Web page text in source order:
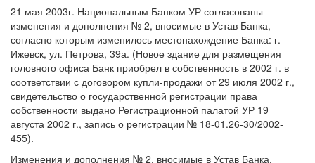
21 мая 2003г. Национальным Банком УР согласованы
изменения и дополнения № 2, вносимые в Устав Банка,
согласно которым изменилось местонахождение Банка: г.
Ижевск, ул. Петрова, 39а. (Новое здание для размещения
головного офиса Банк приобрел в собственность в 2002 г. в
соответствии с договором купли-продажи от 29 июля 2002 г.,
свидетельство о государственной регистрации права
собственности выдано Регистрационной палатой УР 19
августа 2002 г., запись о регистрации № 18-01.26-30/2002-
455).
Изменения и дополнения № 2, вносимые в Устав Банка,